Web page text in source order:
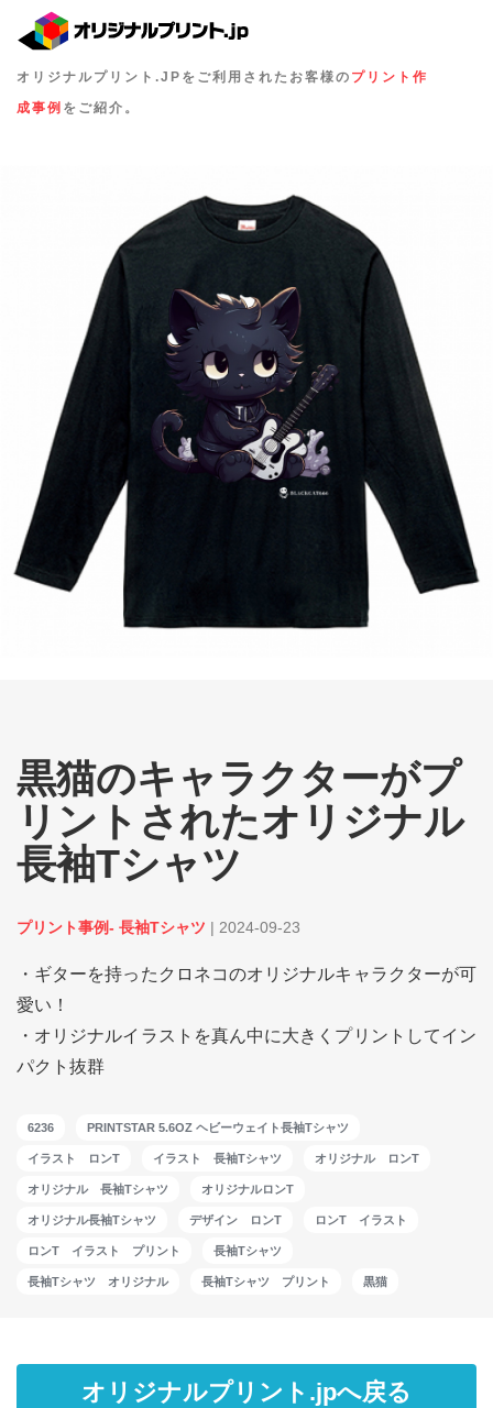
オリジナルプリント.JPをご利用されたお客様の プリント作
成事例 をご紹介。
黒猫のキャラクターがプ
リントされたオリジナル
長袖Tシャツ
プリント事例- 長袖Tシャツ | 2024-09-23
・ギターを持ったクロネコのオリジナルキャラクターが可
愛い！
・オリジナルイラストを真ん中に大きくプリントしてイン
パクト抜群
6236 PRINTSTAR 5.6OZ ヘビーウェイト長袖Tシャツ
イラスト ロンT イラスト 長袖Tシャツ オリジナル ロンT
オリジナル 長袖Tシャツ オリジナルロンT
オリジナル長袖Tシャツ デザイン ロンT ロンT イラスト
ロンT イラスト プリント 長袖Tシャツ
長袖Tシャツ オリジナル 長袖Tシャツ プリント 黒猫
オリジナルプリント.jpへ戻る